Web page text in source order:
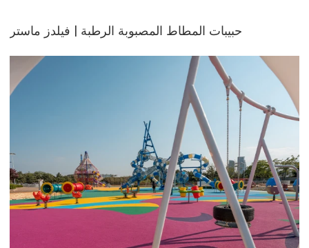
حبيبات المطاط المصبوبة الرطبة | فيلدز ماستر